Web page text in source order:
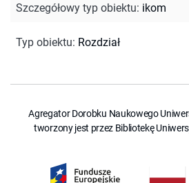
Szczegółowy typ obiektu: ikom
Typ obiektu: Rozdział
Agregator Dorobku Naukowego
tworzony jest przez Bibliotekę